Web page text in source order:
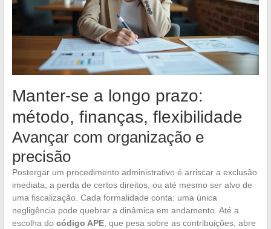
Manter-se a longo prazo:
método, finanças, flexibilidade
Avançar com organização e
precisão
Postergar um procedimento administrativo é arriscar a exclusão
imediata, a perda de certos direitos, ou até mesmo ser alvo de
uma fiscalização. Cada formalidade conta: uma única
negligência pode quebrar a dinâmica em andamento. Até a
escolha do código APE, que pesa sobre as contribuições, abre